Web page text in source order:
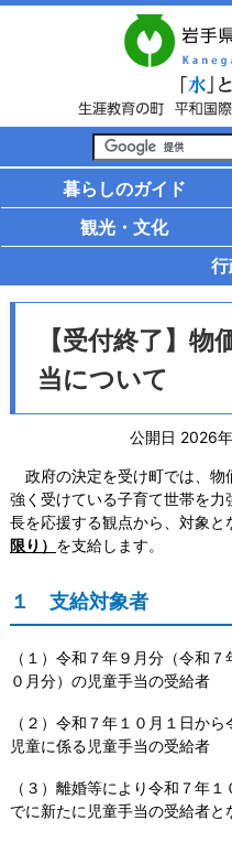
暮らしのガイド
観光・文化
【受付終了】
当について
公開日 2026
政府の決定を受け町では、物
強く受けている子育て世帯を
長を応援する観点から、対象と
限り） を支給します。
１ 支給対象者
（１）令和７年９月分（令和
０月分）の児童手当の受給者
（２）令和７年１０月１日か
児童に係る児童手当の受給者
（３）離婚等により令和７年
でに新たに児童手当の受給者と